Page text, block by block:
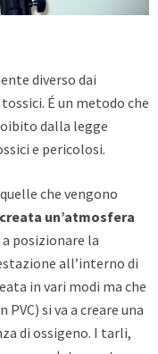
diverso dai
É un metodo che
dalla legge
e pericolosi.
che vengono
un’atmosfera
posizionare la
all’interno di
in vari modi ma che
si va a creare una
di ossigeno. I tarli,